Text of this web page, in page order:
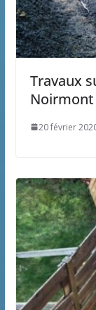
Travaux
Noirmont
20 février